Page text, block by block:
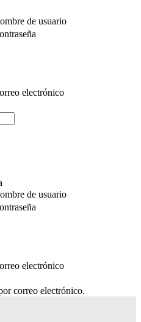
de usuario
electrónico
de usuario
electrónico
correo electrónico.